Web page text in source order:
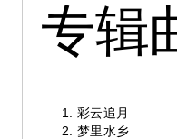
专辑
彩云追月
梦里水乡